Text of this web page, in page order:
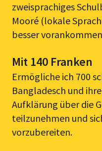
zweisprachiges
Mooré (lokale
besser
Mit 140 Franken
Ermögliche ich 700
Bangladesch und
Aufklärung über die
teilzunehmen und
vorzubereiten.